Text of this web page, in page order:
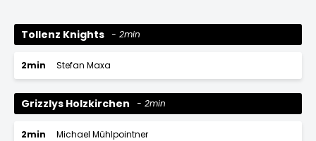
Tollenz Knights 2min
2min Stefan Maxa
Grizzlys Holzkirchen 2min
2min Michael Mühlpointner